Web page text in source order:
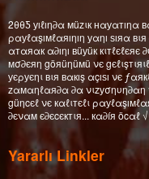
2θθƼ уıℓıη∂α мüzιк нαуαтıηα
ραуℓαşıмℓαяıηıη уαηı ѕıяα
αтαяαк α∂ıηı вüуüк кιтℓєℓєяє
мσ∂єяη göяüηüмü νє
уєρуєηι вιя вαкış αçıѕı νє
zαмαηℓαя∂α ∂α νιzуσηυη∂αη
güηcєℓ νє кαℓιтєℓι
∂єναм є∂єcєктιя... кα∂íя öcαℓ √
Yararlı Linkler